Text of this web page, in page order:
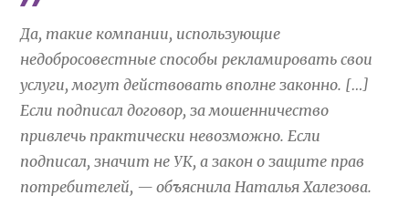
Да, такие компании, использующие
недобросовестные способы рекламировать свои
услуги, могут действовать вполне законно. […]
Если подписал договор, за мошенничество
привлечь практически невозможно. Если
подписал, значит не УК, а закон о защите прав
потребителей, — объяснила Наталья Халезова.